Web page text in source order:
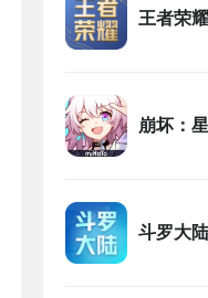
王者荣耀
崩坏：
斗罗大